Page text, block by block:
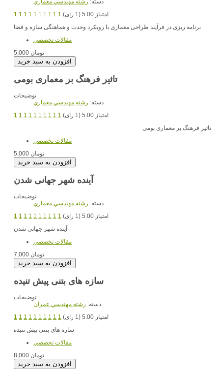
دسته: رشته مهندسي معماري
1 1 1 1 1 1 1 1 1 1
امتیاز 5.00 (1 رای)
مقالات تخصصي
5,000 تومان
تاثیر فرهنگ بر معماری بومی
توضیحات
دسته: رشته مهندسي معماري
1 1 1 1 1 1 1 1 1 1
امتیاز 5.00 (1 رای)
تاثیر فرهنگ بر معماری بومی
مقالات تخصصي
5,000 تومان
آینده شهر جهانی شدن
توضیحات
دسته: رشته مهندسي معماري
1 1 1 1 1 1 1 1 1 1
امتیاز 5.00 (1 رای)
آینده شهر جهانی شدن
مقالات تخصصي
7,000 تومان
سازه های بتنی پیش تنیده
توضیحات
دسته: رشته مهندسي عمران
1 1 1 1 1 1 1 1 1 1
امتیاز 5.00 (1 رای)
سازه های بتنی پیش تنیده
مقالات تخصصي
8,000 تومان